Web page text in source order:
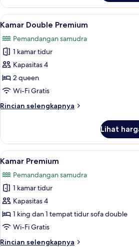
Suite
Superior
Lihat
semua
foto
untuk
Kamar
Double
Premium
Kamar
8
Kamar Double Premium
Pemandangan samudra
1 kamar tidur
Kapasitas 4
2 queen
Wi-Fi Gratis
Rincian selengkapnya
Rincian
Kamar
Double
Premium
Lihat
Lihat
semua
foto
untuk
Kamar
Premium
Seprai
7
Kamar Premium
Pemandangan samudra
1 kamar tidur
Kapasitas 4
1 king dan 1 tempat tidur sofa double
Wi-Fi Gratis
Rincian selengkapnya
Rincian